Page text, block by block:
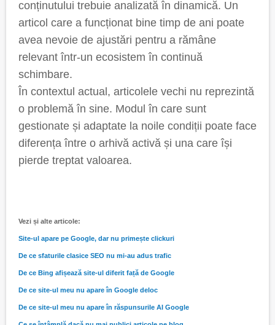
conținutului trebuie analizată în dinamică. Un
articol care a funcționat bine timp de ani poate
avea nevoie de ajustări pentru a rămâne
relevant într-un ecosistem în continuă
schimbare.
În contextul actual, articolele vechi nu reprezintă
o problemă în sine. Modul în care sunt
gestionate și adaptate la noile condiții poate face
diferența între o arhivă activă și una care își
pierde treptat valoarea.
Vezi și alte articole:
Site-ul apare pe Google, dar nu primește clickuri
De ce sfaturile clasice SEO nu mi-au adus trafic
De ce Bing afișează site-ul diferit față de Google
De ce site-ul meu nu apare în Google deloc
De ce site-ul meu nu apare în răspunsurile AI Google